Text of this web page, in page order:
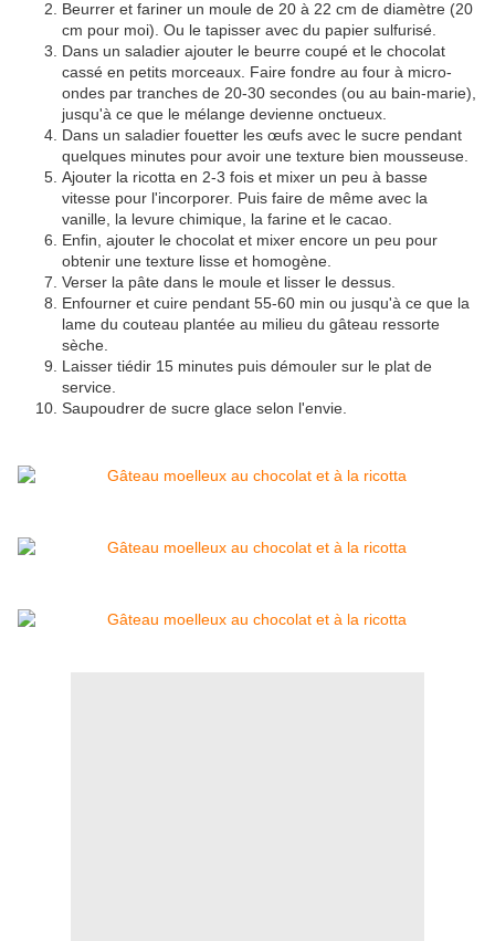
Beurrer et fariner un moule de 20 à 22 cm de diamètre (20
cm pour moi). Ou le tapisser avec du papier sulfurisé.
Dans un saladier ajouter le beurre coupé et le chocolat
cassé en petits morceaux. Faire fondre au four à micro-
ondes par tranches de 20-30 secondes (ou au bain-marie),
jusqu'à ce que le mélange devienne onctueux.
Dans un saladier fouetter les œufs avec le sucre pendant
quelques minutes pour avoir une texture bien mousseuse.
Ajouter la ricotta en 2-3 fois et mixer un peu à basse
vitesse pour l'incorporer. Puis faire de même avec la
vanille, la levure chimique, la farine et le cacao.
Enfin, ajouter le chocolat et mixer encore un peu pour
obtenir une texture lisse et homogène.
Verser la pâte dans le moule et lisser le dessus.
Enfourner et cuire pendant 55-60 min ou jusqu'à ce que la
lame du couteau plantée au milieu du gâteau ressorte
sèche.
Laisser tiédir 15 minutes puis démouler sur le plat de
service.
Saupoudrer de sucre glace selon l'envie.